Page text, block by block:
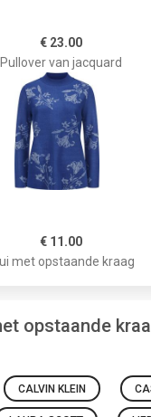
€ 23.00
Pullover van jacquard
€ 11.00
met opstaande kraag
opstaande
CALVIN KLEIN